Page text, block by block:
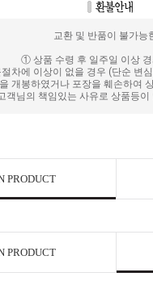
교환 및 반품이 불가능
① 상품 수령 후 일주일 이상
차에 이상이 없을 경우 (단순 변
개봉하였거나 포장을 훼손하여
객님의 책임있는 사유로 상품등이
PRODUCT
PRODUCT